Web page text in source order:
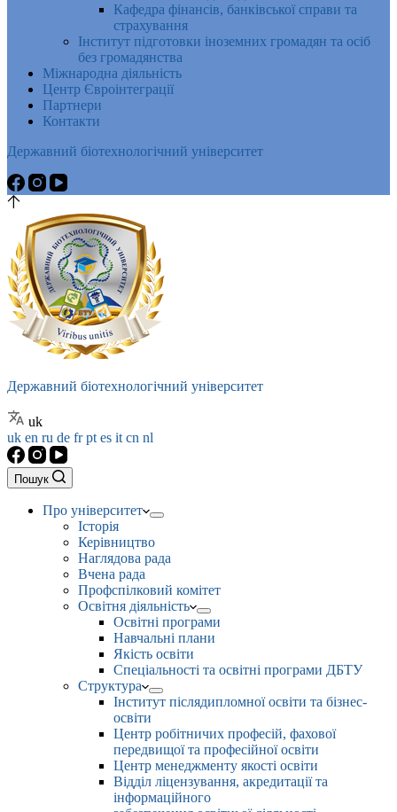
Кафедра фінансів, банківської справи та
страхування
Інститут підготовки іноземних громадян та осіб
без громадянства
Міжнародна діяльність
Центр Євроінтеграції
Партнери
Контакти
Державний біотехнологічний університет
Державний біотехнологічний університет
uk
uk en ru de frpt es it cn nl
Пошук
Про університет
Історія
Керівництво
Наглядова рада
Вчена рада
Профспілковий комітет
Освітня діяльність
Освітні програми
Навчальні плани
Якість освіти
Спеціальності та освітні програми ДБТУ
Структура
Інститут післядипломної освіти та бізнес-
освіти
Центр робітничих професій, фахової
передвищої та професійної освіти
Центр менеджменту якості освіти
Відділ ліцензування, акредитації та
інформаційного